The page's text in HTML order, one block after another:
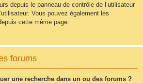
depuis le panneau de contrôle de l’utilisateur
Vous pouvez également les
cette même page.
forums
une recherche dans un ou des forums ?